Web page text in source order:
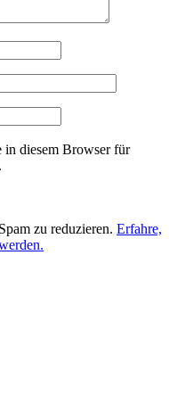
in diesem Browser für
zu reduzieren. Erfahre,